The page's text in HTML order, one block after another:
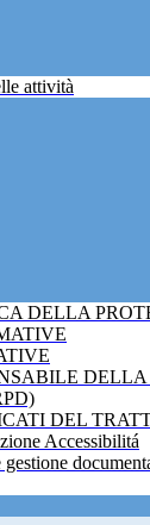
attività
DELLA
DEL
Accessibilitá